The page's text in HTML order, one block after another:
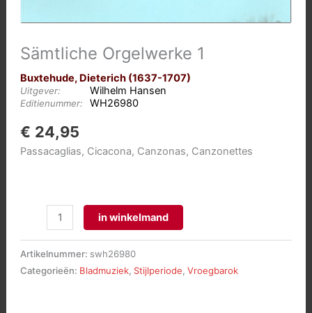
Sämtliche Orgelwerke 1
Buxtehude, Dieterich (1637-1707)
Uitgever: Wilhelm Hansen
Editienummer: WH26980
€ 24,95
Passacaglias, Cicacona, Canzonas, Canzonettes
Sämtliche
Orgelwerke
in winkelmand
Artikelnummer: swh26980
Categorieën: Bladmuziek, Stijlperiode, Vroegbarok